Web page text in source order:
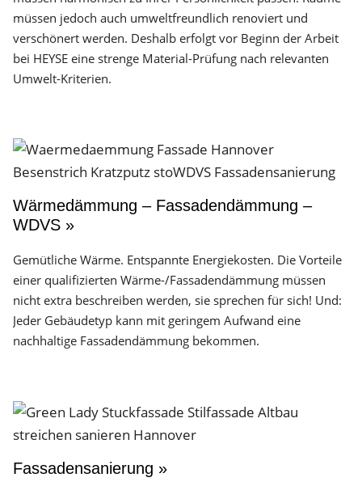
müssen jedoch auch umweltfreundlich renoviert und
verschönert werden. Deshalb erfolgt vor Beginn der Arbeit
bei HEYSE eine strenge Material-Prüfung nach relevanten
Umwelt-Kriterien.
Wärmedämmung – Fassadendämmung –
WDVS »
Gemütliche Wärme. Entspannte Energiekosten. Die Vorteile
einer qualifizierten Wärme-/Fassadendämmung müssen
nicht extra beschreiben werden, sie sprechen für sich! Und:
Jeder Gebäudetyp kann mit geringem Aufwand eine
nachhaltige Fassadendämmung bekommen.
Fassadensanierung »